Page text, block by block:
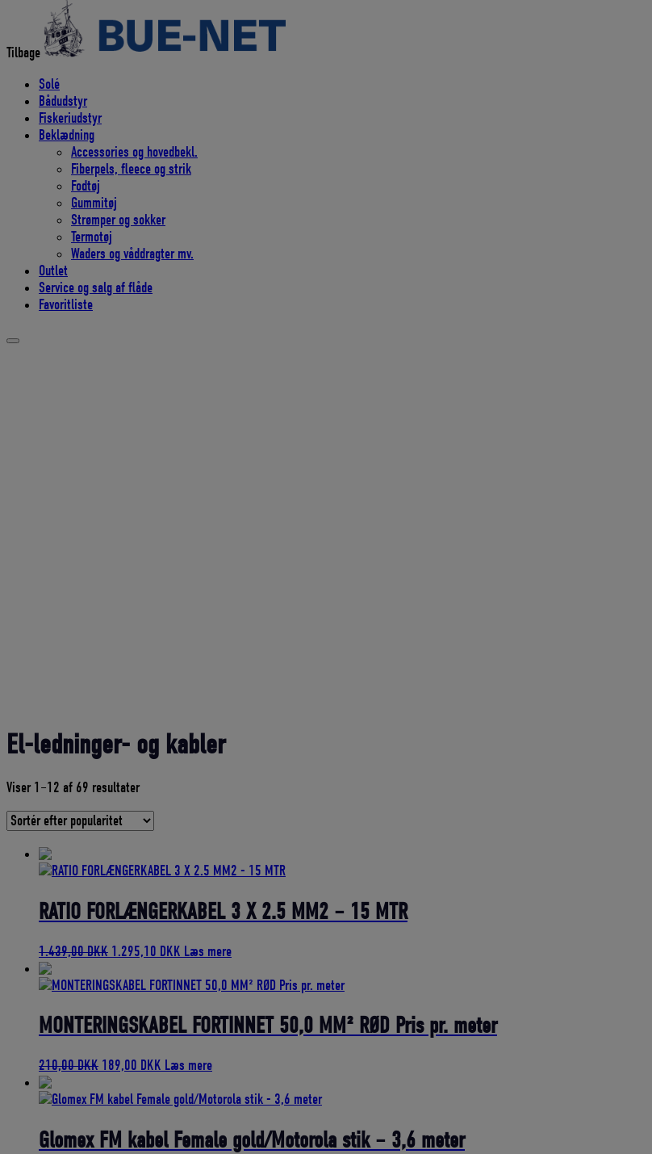
Tilbage
Solé
Bådudstyr
Fiskeriudstyr
Beklædning
Accessories og hovedbekl.
Fiberpels, fleece og strik
Fodtøj
Gummitøj
Strømper og sokker
Termotøj
Waders og våddragter mv.
Outlet
Service og salg af flåde
Favoritliste
El-ledninger- og kabler
Viser 1–12 af 69 resultaterSorteret
gennemsnitlig
RATIO FORLÆNGERKABEL 3 X 2.5 MM2 – 15 MTR
1.439,00DKK Den
pris
1.439,00 DKK.
1.295,10 DKK Den
pris
1.295,10 DKK.
Læs mere
MONTERINGSKABEL FORTINNET 50,0 MM² RØD Pris pr. meter
210,00DKK Den
pris
210,00 DKK.
189,00 DKK Den
pris
189,00 DKK.
Læs mere
Glomex FM kabel Female gold/Motorola stik – 3,6 meter